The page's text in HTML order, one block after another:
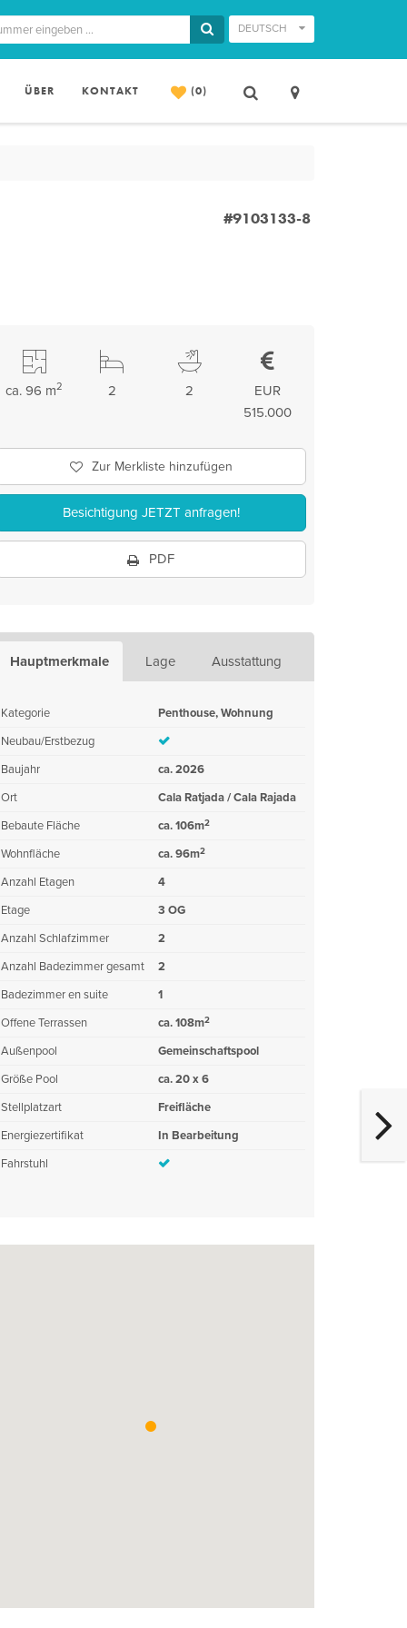
DEUTSCH
ÜBER KONTAKT (0)
#9103133-8
EUR
515.000
2
2
ca. 96 m2
Zur Merkliste hinzufügen
Besichtigung JETZT anfragen!
PDF
Hauptmerkmale Lage Ausstattung
Kategorie
Penthouse, Wohnung
Neubau/Erstbezug
Baujahr
ca. 2026
Ort
Cala Ratjada / Cala Rajada
Bebaute Fläche
ca. 106m2
Wohnfläche ca. 96m2
Anzahl Etagen
4
Etage
3 OG
Anzahl Schlafzimmer
2
Anzahl Badezimmer gesamt
2
Badezimmer en suite
1
Offene Terrassen
ca. 108m2
Außenpool
Gemeinschaftspool
Größe Pool
ca. 20 x 6
Stellplatzart
Freifläche
Energiezertifikat
In Bearbeitung
Fahrstuhl